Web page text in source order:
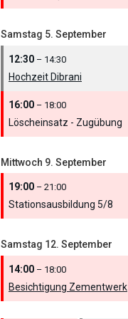
Samstag 5. September
12:30 – 14:30
Hochzeit Dibrani
16:00 – 18:00
Löscheinsatz - Zugübung
Mittwoch 9. September
19:00 – 21:00
Stationsausbildung 5/8
Samstag 12. September
14:00 – 18:00
Besichtigung Zementwerk